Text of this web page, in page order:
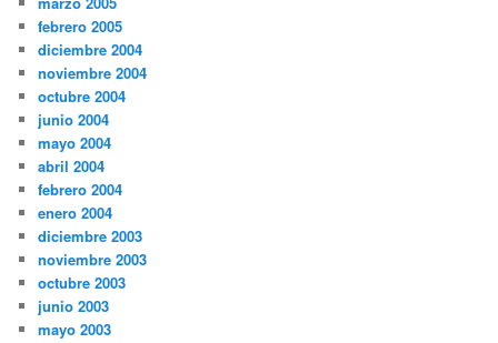
febrero 2005
diciembre 2004
noviembre 2004
octubre 2004
junio 2004
mayo 2004
abril 2004
febrero 2004
enero 2004
diciembre 2003
noviembre 2003
octubre 2003
junio 2003
mayo 2003